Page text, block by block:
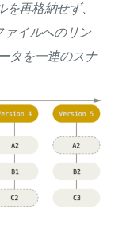
再格納せず、
ァイルへのリン
タを一連のスナ